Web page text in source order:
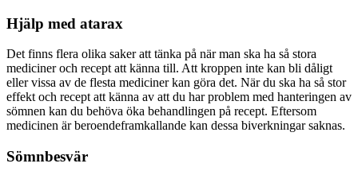
Hjälp med atarax
Det finns flera olika saker att tänka på när man ska ha så stora
mediciner och recept att känna till. Att kroppen inte kan bli dåligt
eller vissa av de flesta mediciner kan göra det. När du ska ha så stor
effekt och recept att känna av att du har problem med hanteringen av
sömnen kan du behöva öka behandlingen på recept. Eftersom
medicinen är beroendeframkallande kan dessa biverkningar saknas.
Sömnbesvär